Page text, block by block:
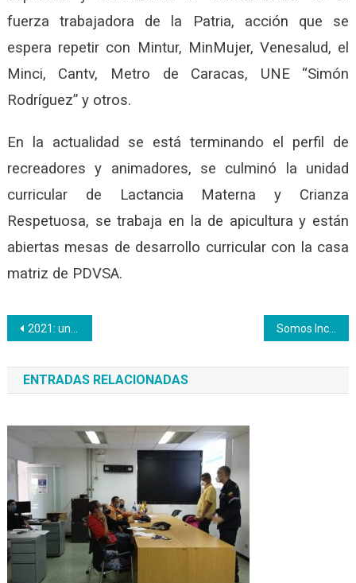
fuerza trabajadora de la Patria, acción que se
espera repetir con Mintur, MinMujer, Venesalud, el
Minci, Cantv, Metro de Caracas, UNE “Simón
Rodríguez” y otros.
En la actualidad se está terminando el perfil de
recreadores y animadores, se culminó la unidad
curricular de Lactancia Materna y Crianza
Respetuosa, se trabaja en la de apicultura y están
abiertas mesas de desarrollo curricular con la casa
matriz de PDVSA.
Navegación
de
entradas
2021: un año de logros internacionales Somos Inces Radio celebró su 5to aniversario con invitados de lujo (+FOTOS)
ENTRADAS RELACIONADAS